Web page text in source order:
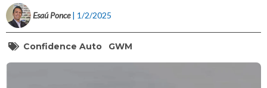
Esaú Ponce | 1/2/2025
Confidence Auto GWM